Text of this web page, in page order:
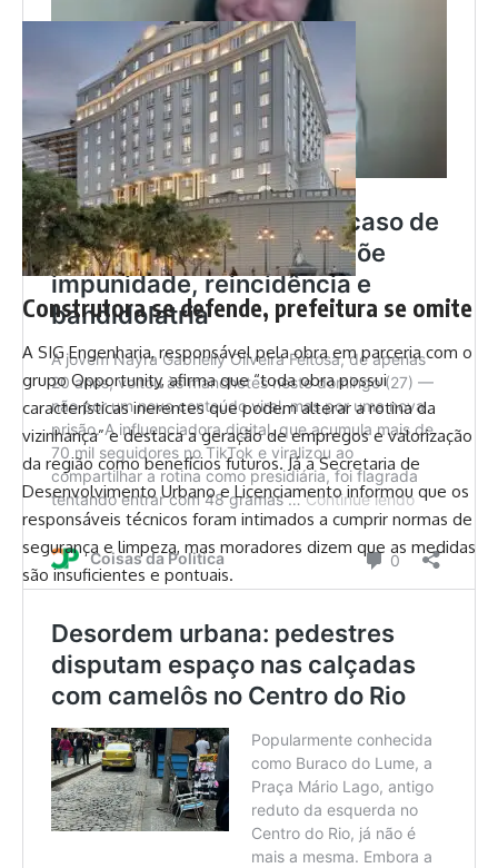
Revolta popular e clamor por justiça
Moradores e comerciantes da Zona Sul do Rio, onde Patrick
atua, estão indignados e inseguros. Delegados e policiais
relatam o desestímulo de prender sempre os mesmos
infratores, apenas para vê-los soltos dias depois.
A história de Patrick não é apenas sobre um jovem em
conflito com a lei. É sobre um Estado que falha em
Construtora se defende, prefeitura se omite
A SIG Engenharia, responsável pela obra em parceria com o
grupo Opportunity, afirma que “toda obra possui
características inerentes que podem alterar a rotina da
vizinhança” e destaca a geração de empregos e valorização
da região como benefícios futuros. Já a Secretaria de
Desenvolvimento Urbano e Licenciamento informou que os
responsáveis técnicos foram intimados a cumprir normas de
segurança e limpeza, mas moradores dizem que as medidas
são insuficientes e pontuais.